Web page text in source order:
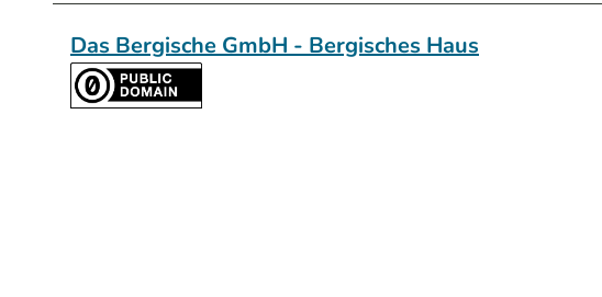
Das Bergische GmbH - Bergisches Haus